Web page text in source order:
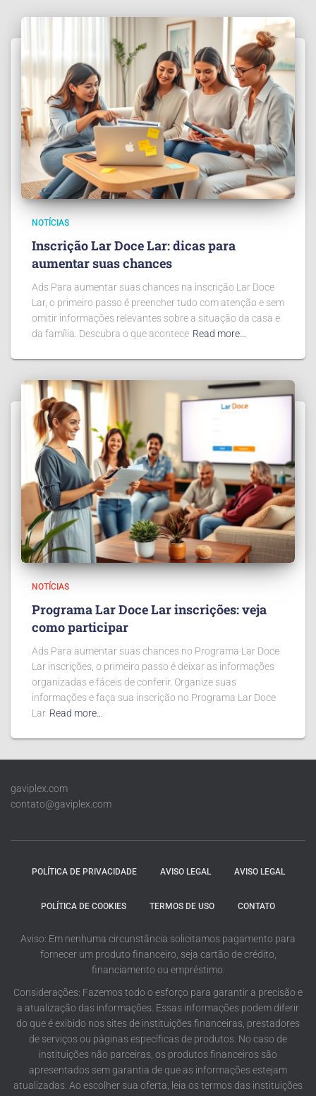
NOTÍCIAS
Inscrição Lar Doce Lar: dicas para
aumentar suas chances
Ads Para aumentar suas chances na inscrição Lar Doce
Lar, o primeiro passo é preencher tudo com atenção e sem
omitir informações relevantes sobre a situação da casa e
da família. Descubra o que acontece Read more…
NOTÍCIAS
Programa Lar Doce Lar inscrições: veja
como participar
Ads Para aumentar suas chances no Programa Lar Doce
Lar inscrições, o primeiro passo é deixar as informações
organizadas e fáceis de conferir. Organize suas
informações e faça sua inscrição no Programa Lar Doce
Lar Read more…
gaviplex.com
contato@gaviplex.com
POLÍTICA DE PRIVACIDADE AVISO LEGAL AVISO LEGAL
POLÍTICA DE COOKIES TERMOS DE USO CONTATO
Aviso: Em nenhuma circunstância solicitamos pagamento para
fornecer um produto financeiro, seja cartão de crédito,
financiamento ou empréstimo.
Considerações: Fazemos todo o esforço para garantir a precisão e
a atualização das informações. Essas informações podem diferir
do que é exibido nos sites de instituições financeiras, prestadores
de serviços ou páginas específicas de produtos. No caso de
instituições não parceiras, os produtos financeiros são
apresentados sem garantia de que as informações estejam
atualizadas. Ao escolher sua oferta, leia os termos das instituições